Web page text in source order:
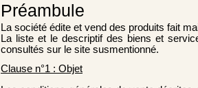
Préambule
La société édite et vend des produits fait
La liste et le descriptif des biens et
consultés sur le site susmentionné.
Clause n°1 : Objet